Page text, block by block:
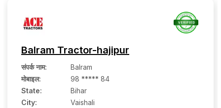
Balram Tractor-hajipur
संपर्क नाम:
Balram
मोबाइल:
98 ***** 84
State:
Bihar
City:
Vaishali